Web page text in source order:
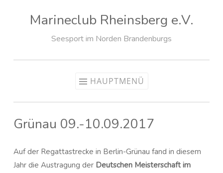
Marineclub Rheinsberg e.V.
Seesport im Norden Brandenburgs
HAUPTMENÜ
Grünau 09.-10.09.2017
Auf der Regattastrecke in Berlin-Grünau fand in diesem
Jahr die Austragung der Deutschen Meisterschaft im